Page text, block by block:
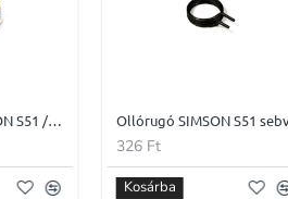
Megszakító SIMSON S51 /MZA
326 Ft
Kosárba